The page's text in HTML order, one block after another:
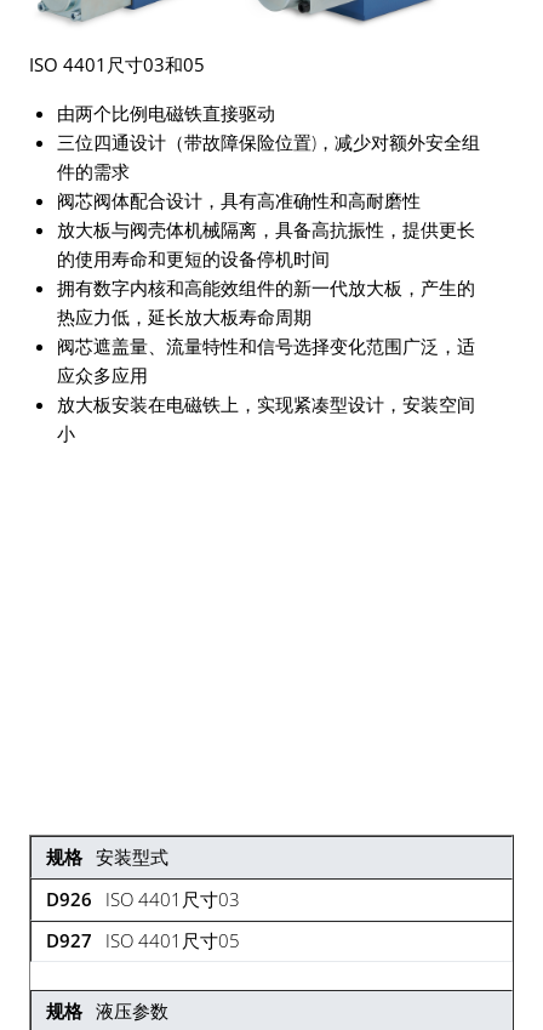
ISO 4401尺寸03和05
由两个比例电磁铁直接驱动
三位四通设计（带故障保险位置)，减少对额外安全组
件的需求
阀芯阀体配合设计，具有高准确性和高耐磨性
放大板与阀壳体机械隔离，具备高抗振性，提供更长
的使用寿命和更短的设备停机时间
拥有数字内核和高能效组件的新一代放大板，产生的
热应力低，延长放大板寿命周期
阀芯遮盖量、流量特性和信号选择变化范围广泛，适
应众多应用
放大板安装在电磁铁上，实现紧凑型设计，安装空间
小
安装型式
ISO 4401尺寸03
ISO 4401尺寸05
液压参数